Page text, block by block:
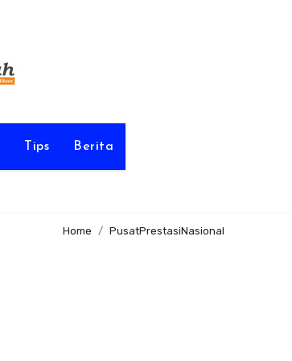
Tips Berita
Home PusatPrestasiNasional